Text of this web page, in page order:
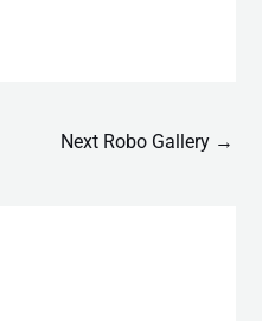
Next Robo Gallery →